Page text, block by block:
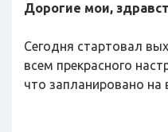
Дорогие мои,
Сегодня стартовал
всем прекрасного
что запланировано